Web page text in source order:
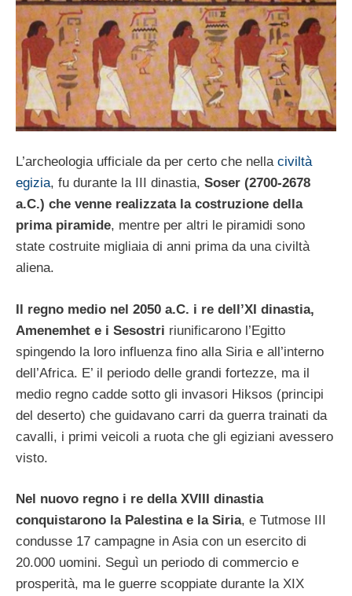
L’archeologia ufficiale da per certo che nella civiltà
egizia, fu durante la III dinastia, Soser (2700-2678
a.C.) che venne realizzata la costruzione della
prima piramide, mentre per altri le piramidi sono
state costruite migliaia di anni prima da una civiltà
aliena.
Il regno medio nel 2050 a.C. i re dell’XI dinastia,
Amenemhet e i Sesostri riunificarono l’Egitto
spingendo la loro influenza fino alla Siria e all’interno
dell’Africa. E’ il periodo delle grandi fortezze, ma il
medio regno cadde sotto gli invasori Hiksos (principi
del deserto) che guidavano carri da guerra trainati da
cavalli, i primi veicoli a ruota che gli egiziani avessero
visto.
Nel nuovo regno i re della XVIII dinastia
conquistarono la Palestina e la Siria, e Tutmose III
condusse 17 campagne in Asia con un esercito di
20.000 uomini. Seguì un periodo di commercio e
prosperità, ma le guerre scoppiate durante la XIX